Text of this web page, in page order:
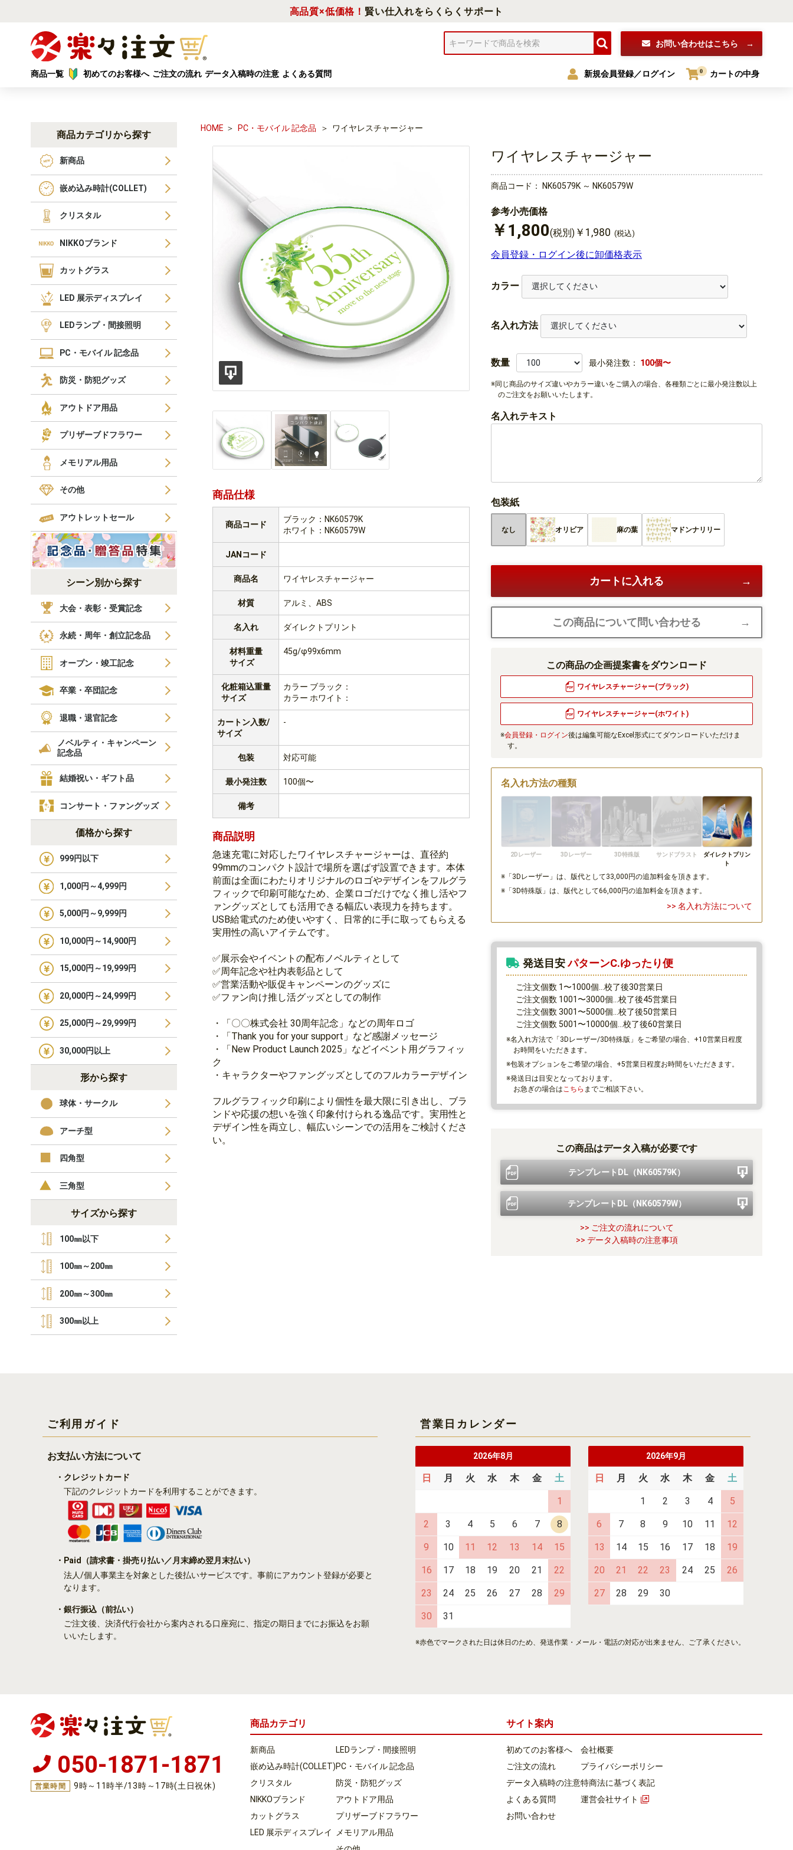
高品質×低価格！ 賢い仕入れをらくらくサポート
お問い合わせはこちら
商品一覧 初めてのお客様へ ご注文の流れ データ入稿時の注意 よくある質問 新規会員登録／ログイン 0 カートの中身
商品カテゴリから探す
新商品
嵌め込み時計(COLLET)
クリスタル
NIKKOブランド
カットグラス
LED 展示ディスプレイ
LEDランプ・間接照明
PC・モバイル 記念品
防災・防犯グッズ
アウトドア用品
プリザーブドフラワー
メモリアル用品
その他
アウトレットセール
シーン別から探す
大会・表彰・受賞記念
永続・周年・創立記念品
オープン・竣工記念
卒業・卒団記念
退職・退官記念
ノベルティ・キャンペーン
記念品
結婚祝い・ギフト品
コンサート・ファングッズ
価格から探す
999円以下
1,000円～4,999円
5,000円～9,999円
10,000円～14,900円
15,000円～19,999円
20,000円～24,999円
25,000円～29,999円
30,000円以上
形から探す
球体・サークル
アーチ型
四角型
三角型
サイズから探す
100㎜以下
100㎜～200㎜
200㎜～300㎜
300㎜以上
HOME PC・モバイル 記念品 ワイヤレスチャージャー
商品仕様
商品コード
ブラック：NK60579K
ホワイト：NK60579W
JANコード
商品名 ワイヤレスチャージャー
材質 アルミ、ABS
名入れ ダイレクトプリント
材料重量
サイズ
45g/φ99x6mm
化粧箱込重量
サイズ
カラー ブラック：
カラー ホワイト：
カートン入数/
サイズ
-
包装 対応可能
最小発注数 100個〜
備考
商品説明
急速充電に対応したワイヤレスチャージャーは、直径約
99mmのコンパクト設計で場所を選ばず設置できます。本体
前面は全面にわたりオリジナルのロゴやデザインをフルグラ
フィックで印刷可能なため、企業ロゴだけでなく推し活やフ
ァングッズとしても活用できる幅広い表現力を持ちます。
USB給電式のため使いやすく、日常的に手に取ってもらえる
実用性の高いアイテムです。
✅展示会やイベントの配布ノベルティとして
✅周年記念や社内表彰品として
✅営業活動や販促キャンペーンのグッズに
✅ファン向け推し活グッズとしての制作
・「〇〇株式会社 30周年記念」などの周年ロゴ
・「Thank you for your support」など感謝メッセージ
・「New Product Launch 2025」などイベント用グラフィッ
ク
・キャラクターやファングッズとしてのフルカラーデザイン
フルグラフィック印刷により個性を最大限に引き出し、ブラ
ンドや応援の想いを強く印象付けられる逸品です。実用性と
デザイン性を両立し、幅広いシーンでの活用をご検討くださ
い。
ワイヤレスチャージャー
商品コード： NK60579K ～ NK60579W
参考小売価格
￥1,800(税別) ￥1,980 (税込)
会員登録・ログイン後に卸価格表示
カラー
名入れ方法
数量 最小発注数： 100個〜
※同じ商品のサイズ違いやカラー違いをご購入の場合、各種類ごとに最小発注数以上
のご注文をお願いいたします。
名入れテキスト
包装紙
なし オリビア 麻の葉 マドンナリリー
カートに入れる
この商品について問い合わせる
この商品の企画提案書をダウンロード
ワイヤレスチャージャー(ブラック)
ワイヤレスチャージャー(ホワイト)
※会員登録・ログイン後は編集可能なExcel形式にてダウンロードいただけま
す。
名入れ方法の種類
2Dレーザー 3Dレーザー 3D特殊版 サンドブラスト
ダイレクトプリン
ト
※「3Dレーザー」は、版代として33,000円の追加料金を頂きます。
※「3D特殊版」は、版代として66,000円の追加料金を頂きます。
>> 名入れ方法について
発送目安パターンC.ゆったり便
ご注文個数 1〜1000個…校了後30営業日
ご注文個数 1001〜3000個…校了後45営業日
ご注文個数 3001〜5000個…校了後50営業日
ご注文個数 5001〜10000個…校了後60営業日
※名入れ方法で「3Dレーザー/3D特殊版」をご希望の場合、+10営業日程度
お時間をいただきます。
※包装オプションをご希望の場合、+5営業日程度お時間をいただきます。
※発送日は目安となっております。
お急ぎの場合は こちら までご相談下さい。
この商品はデータ入稿が必要です
テンプレートDL（NK60579K）
テンプレートDL（NK60579W）
>> ご注文の流れについて
>> データ入稿時の注意事項
ご利用ガイド
お支払い方法について
・クレジットカード
下記のクレジットカードを利用することができます。
・Paid
（請求書・掛売り払い／月末締め翌月末払い）
法人/個人事業主を対象とした後払いサービスです。事前にアカウント登録が必要と
なります。
・銀行振込 （前払い）
ご注文後、決済代行会社から案内される口座宛に、指定の期日までにお振込をお願
いいたします。
営業日カレンダー
2026年8月
日 月 火 水 木 金 土
1
2 3 4 5 6 7 8
9 10 11 12 13 14 15
16 17 18 19 20 21 22
23 24 25 26 27 28 29
30 31
2026年9月
日 月 火 水 木 金 土
1 2 3 4 5
6 7 8 9 10 11 12
13 14 15 16 17 18 19
20 21 22 23 24 25 26
27 28 29 30
※赤色でマークされた日は休日のため、発送作業・メール・電話の対応が出来ません、ご了承ください。
050-1871-1871
営業時間 9時～11時半/13時～17時(土日祝休)
商品カテゴリ
新商品
嵌め込み時計(COLLET)
クリスタル
NIKKOブランド
カットグラス
LED 展示ディスプレイ
LEDランプ・間接照明
PC・モバイル 記念品
防災・防犯グッズ
アウトドア用品
プリザーブドフラワー
メモリアル用品
サイト案内
初めてのお客様へ
ご注文の流れ
データ入稿時の注意
よくある質問
お問い合わせ
会社概要
プライバシーポリシー
特商法に基づく表記
運営会社サイト